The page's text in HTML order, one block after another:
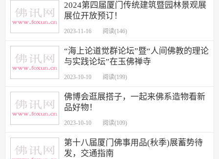
2024第四届厦门传统建筑暨园林景观展
展位开放预订！
2023-11-16 阅读(146)
“海上论道觉群论坛”暨“人间佛教的理论
与实践论坛”在玉佛禅寺
2023-10-10 阅读(199)
佛博会逛展搭子，一起来佛系造物看新
品好物！
2023-10-10 阅读(109)
第十八届厦门佛事用品(秋季)展蓄势待
发，交通指南